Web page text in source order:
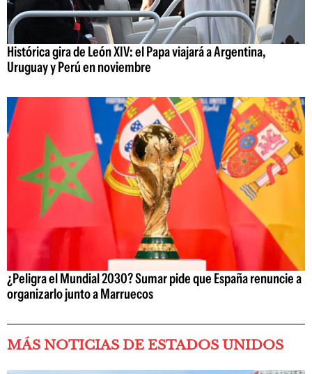
Histórica gira de León XIV: el Papa viajará a Argentina,
Uruguay y Perú en noviembre
¿Peligra el Mundial 2030? Sumar pide que España renuncie a
organizarlo junto a Marruecos
MÁS NOTICIAS DE ESTADOS UNIDOS